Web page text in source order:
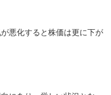
悪化すると株価は更に下が